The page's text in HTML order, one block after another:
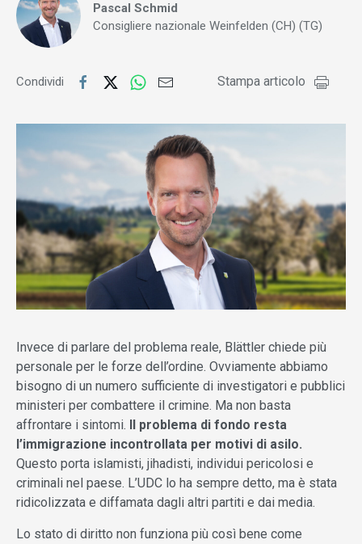
Pascal Schmid
Consigliere nazionale Weinfelden (CH) (TG)
Condividi Stampa articolo
Invece di parlare del problema reale, Blättler chiede più
personale per le forze dell’ordine. Ovviamente abbiamo
bisogno di un numero sufficiente di investigatori e pubblici
ministeri per combattere il crimine. Ma non basta
affrontare i sintomi. Il problema di fondo resta
l’immigrazione incontrollata per motivi di asilo.
Questo porta islamisti, jihadisti, individui pericolosi e
criminali nel paese. L’UDC lo ha sempre detto, ma è stata
ridicolizzata e diffamata dagli altri partiti e dai media.
Lo stato di diritto non funziona più così bene come